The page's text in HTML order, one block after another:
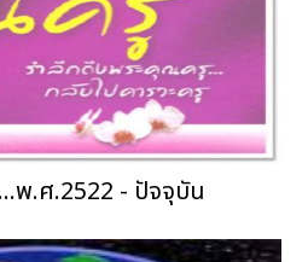
พ.ศ.2522 - ปัจจุบัน